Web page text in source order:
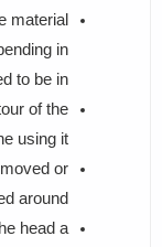
material
in
to be in.
of the
using it
or
around.
head a